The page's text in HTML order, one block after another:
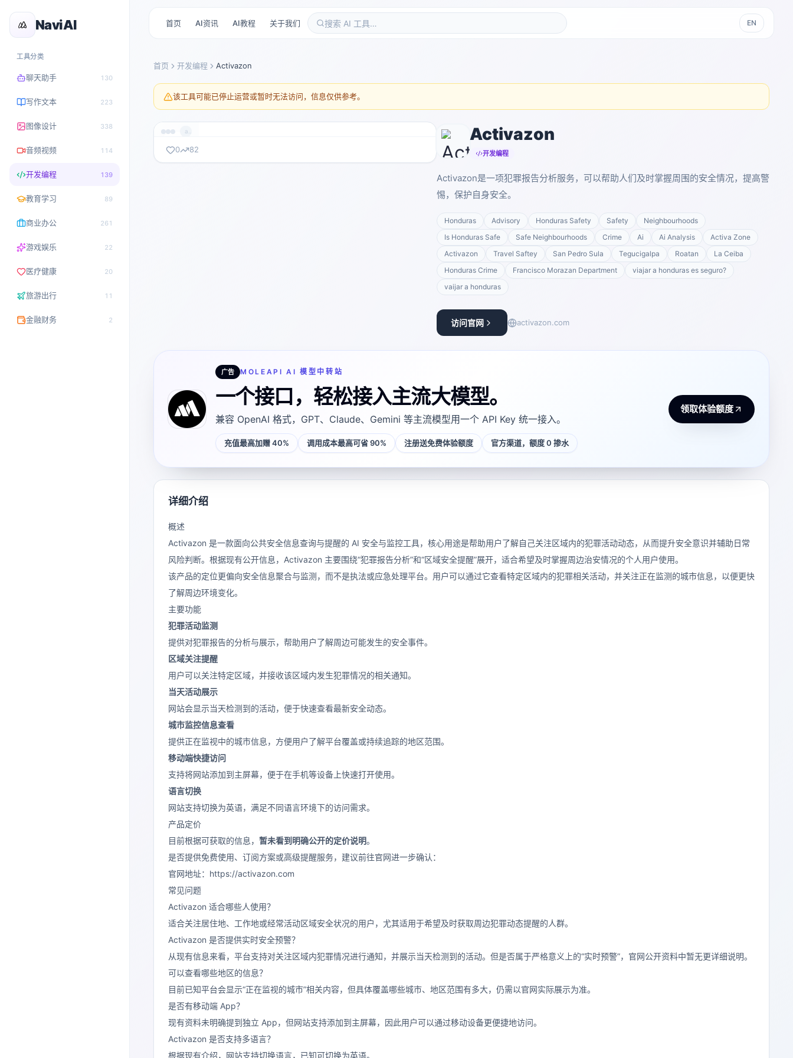
NaviAI
工具分类
聊天助手 130
写作文本 223
图像设计 338
音频视频 114
开发编程 139
教育学习 89
商业办公 261
游戏娱乐 22
医疗健康 20
旅游出行 11
金融财务 2
首页 AI资讯 AI教程 关于我们 EN
首页 开发编程 Activazon
该工具可能已停止运营或暂时无法访问，信息仅供参考。
0 82
Activazon
开发编程
Activazon是一项犯罪报告分析服务，可以帮助人们及时掌握周围的安全情况，提高警
惕，保护自身安全。
Honduras Advisory Honduras Safety Safety
Neighbourhoods
Is Honduras Safe
Safe Neighbourhoods Crime Ai Ai Analysis
Activa Zone
Activazon
Travel Saftey San Pedro Sula Tegucigalpa Roatan
La Ceiba
Honduras Crime
Francisco Morazan Department
viajar a honduras es seguro?
vaijar a honduras
访问官网 activazon.com
广告 MOLEAPI AI 模型中转站
一个接口，轻松接入主流大模型。
兼容 OpenAI 格式，GPT、Claude、Gemini 等主流模型用一个 API Key 统一接入。
充值最高加赠 40% 调用成本最高可省 90% 注册送免费体验额度 官方渠道，额度 0 掺水
领取体验额度
详细介绍
概述
Activazon 是一款面向公共安全信息查询与提醒的 AI 安全与监控工具，核心用途是帮助用户了解自己关注区域内的犯罪活动动态，从而提升安全意识并辅助日常
风险判断。根据现有公开信息，Activazon 主要围绕“犯罪报告分析”和“区域安全提醒”展开，适合希望及时掌握周边治安情况的个人用户使用。
该产品的定位更偏向安全信息聚合与监测，而不是执法或应急处理平台。用户可以通过它查看特定区域内的犯罪相关活动，并关注正在监测的城市信息，以便更快
了解周边环境变化。
主要功能
犯罪活动监测
提供对犯罪报告的分析与展示，帮助用户了解周边可能发生的安全事件。
区域关注提醒
用户可以关注特定区域，并接收该区域内发生犯罪情况的相关通知。
当天活动展示
网站会显示当天检测到的活动，便于快速查看最新安全动态。
城市监控信息查看
提供正在监视中的城市信息，方便用户了解平台覆盖或持续追踪的地区范围。
移动端快捷访问
支持将网站添加到主屏幕，便于在手机等设备上快速打开使用。
语言切换
网站支持切换为英语，满足不同语言环境下的访问需求。
产品定价
目前根据可获取的信息， 暂未看到明确公开的定价说明。
是否提供免费使用、订阅方案或高级提醒服务，建议前往官网进一步确认：
官网地址：https://activazon.com
常见问题
Activazon 适合哪些人使用？
适合关注居住地、工作地或经常活动区域安全状况的用户，尤其适用于希望及时获取周边犯罪动态提醒的人群。
Activazon 是否提供实时安全预警？
从现有信息来看，平台支持对关注区域内犯罪情况进行通知，并展示当天检测到的活动。但是否属于严格意义上的“实时预警”，官网公开资料中暂无更详细说明。
可以查看哪些地区的信息？
目前已知平台会显示“正在监视的城市”相关内容，但具体覆盖哪些城市、地区范围有多大，仍需以官网实际展示为准。
是否有移动端 App？
现有资料未明确提到独立 App，但网站支持添加到主屏幕，因此用户可以通过移动设备更便捷地访问。
Activazon 是否支持多语言？
根据现有介绍，网站支持切换语言，已知可切换为英语。